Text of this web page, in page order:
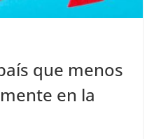
que menos
en la